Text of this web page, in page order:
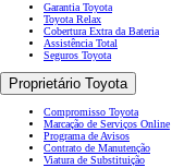
Garantia Toyota
Toyota Relax
Cobertura Extra da Bateria
Assistência Total
Seguros Toyota
Proprietário Toyota
Compromisso Toyota
Marcação de Serviços Online
Programa de Avisos
Contrato de Manutenção
Viatura de Substituição